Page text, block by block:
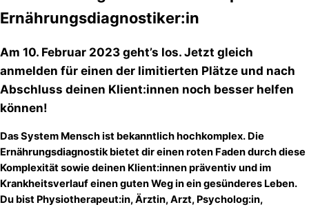
Ernährungsdiagnostiker:in
Am 10. Februar 2023 geht’s los. Jetzt gleich
anmelden für einen der limitierten Plätze und nach
Abschluss deinen Klient:innen noch besser helfen
können!
Das System Mensch ist bekanntlich hochkomplex. Die
Ernährungsdiagnostik bietet dir einen roten Faden durch diese
Komplexität sowie deinen Klient:innen präventiv und im
Krankheitsverlauf einen guten Weg in ein gesünderes Leben.
Du bist Physiotherapeut:in, Ärztin, Arzt, Psycholog:in,